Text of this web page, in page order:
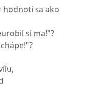
hodnotí sa ako
si ma!"?